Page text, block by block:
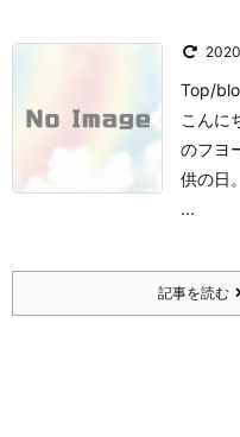
Top/
こんに
のフヨ
供の日。
...
記事を読む